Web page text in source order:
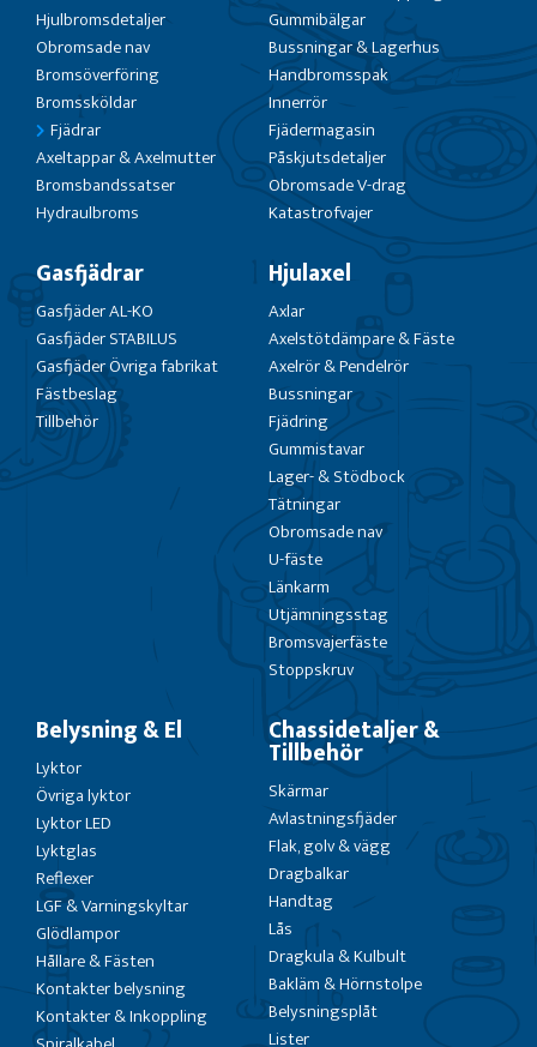
Hjulbromsdetaljer
Obromsade nav
Bromsöverföring
Bromssköldar
Fjädrar
Axeltappar & Axelmutter
Bromsbandssatser
Hydraulbroms
Gummibälgar
Bussningar & Lagerhus
Handbromsspak
Innerrör
Fjädermagasin
Påskjutsdetaljer
Obromsade V-drag
Katastrofvajer
Gasfjädrar
Gasfjäder AL-KO
Gasfjäder STABILUS
Gasfjäder Övriga fabrikat
Fästbeslag
Tillbehör
Hjulaxel
Axlar
Axelstötdämpare & Fäste
Axelrör & Pendelrör
Bussningar
Fjädring
Gummistavar
Lager- & Stödbock
Tätningar
Obromsade nav
U-fäste
Länkarm
Utjämningsstag
Bromsvajerfäste
Stoppskruv
Belysning & El
Lyktor
Övriga lyktor
Lyktor LED
Lyktglas
Reflexer
LGF & Varningskyltar
Glödlampor
Hållare & Fästen
Kontakter belysning
Kontakter & Inkoppling
Chassidetaljer &
Tillbehör
Skärmar
Avlastningsfjäder
Flak, golv & vägg
Dragbalkar
Handtag
Lås
Dragkula & Kulbult
Bakläm & Hörnstolpe
Belysningsplåt
Lister